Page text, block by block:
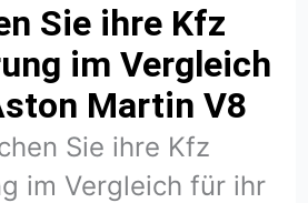
Sie ihre Kfz
im Vergleich
Martin V8
Sie ihre Kfz
im Vergleich für ihr